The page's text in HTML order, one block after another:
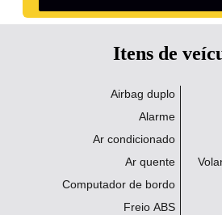
Itens de
Airbag duplo
Alarme
Ar condicionado
Ar quente
Computador de bordo
Freio ABS